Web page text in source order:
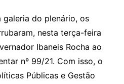
galeria do plenário, os
nesta terça-feira
Ibaneis Rocha ao
nº 99/21. Com isso, o
Públicas e Gestão